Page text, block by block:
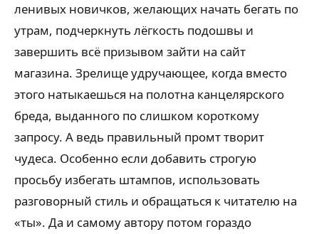
ленивых новичков, желающих начать бегать по
утрам, подчеркнуть лёгкость подошвы и
завершить всё призывом зайти на сайт
магазина. Зрелище удручающее, когда вместо
этого натыкаешься на полотна канцелярского
бреда, выданного по слишком короткому
запросу. А ведь правильный промт творит
чудеса. Особенно если добавить строгую
просьбу избегать штампов, использовать
разговорный стиль и обращаться к читателю на
«ты». Да и самому автору потом гораздо